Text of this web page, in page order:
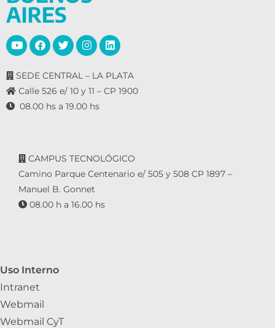
SEDE CENTRAL – LA PLATA
Calle 526 e/ 10 y 11 – CP 1900
08.00 hs a 19.00 hs
CAMPUS TECNOLÓGICO
Camino Parque Centenario e/ 505 y 508 CP 1897 –
Manuel B. Gonnet
08.00 h a 16.00 hs
Uso Interno
Intranet
Webmail
Webmail CyT